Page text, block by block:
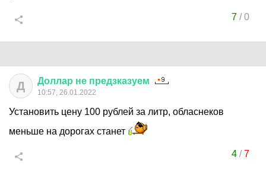
7/0
Д Доллар не предзказуем
10:57, 26.01.2022
Установить цену 100 рублей за литр, обласнеков
меньше на дорогах станет
4/7